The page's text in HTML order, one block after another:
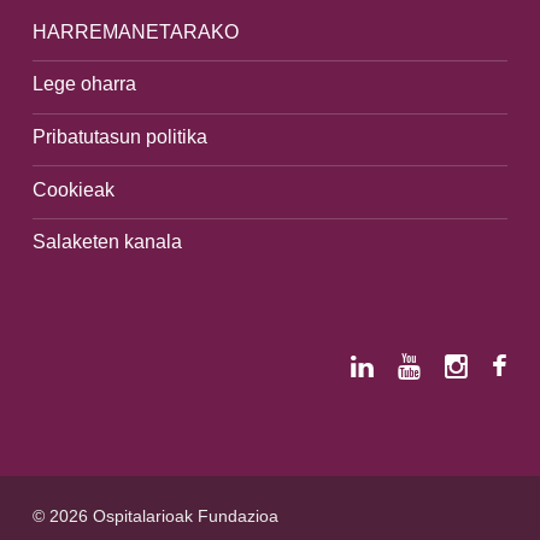
HARREMANETARAKO
Lege oharra
Pribatutasun politika
Cookieak
Salaketen kanala
© 2026 Ospitalarioak Fundazioa